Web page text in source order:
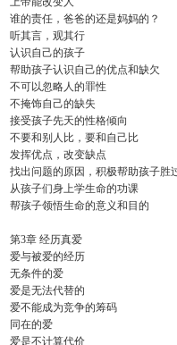
谁的责任，爸爸的还是妈妈的？
听其言，观其行
认识自己的孩子
帮助孩子认识自己的优点和缺欠
不可以忽略人的罪性
不掩饰自己的缺失
接受孩子先天的性格倾向
不要和别人比，要和自己比
发挥优点，改变缺点
找出问题的原因，积极帮助孩子胜
从孩子们身上学生命的功课
帮孩子领悟生命的意义和目的
第3章 经历真爱
爱与被爱的经历
无条件的爱
爱是无法代替的
爱不能成为竞争的筹码
同在的爱
爱是不计算代价